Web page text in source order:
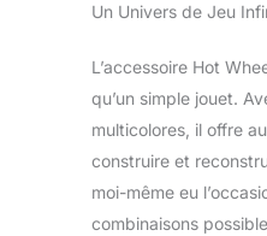
Un Univers de Jeu
L’accessoire Hot
qu’un simple jouet.
multicolores, il offre
construire et
moi-même eu
combinaisons